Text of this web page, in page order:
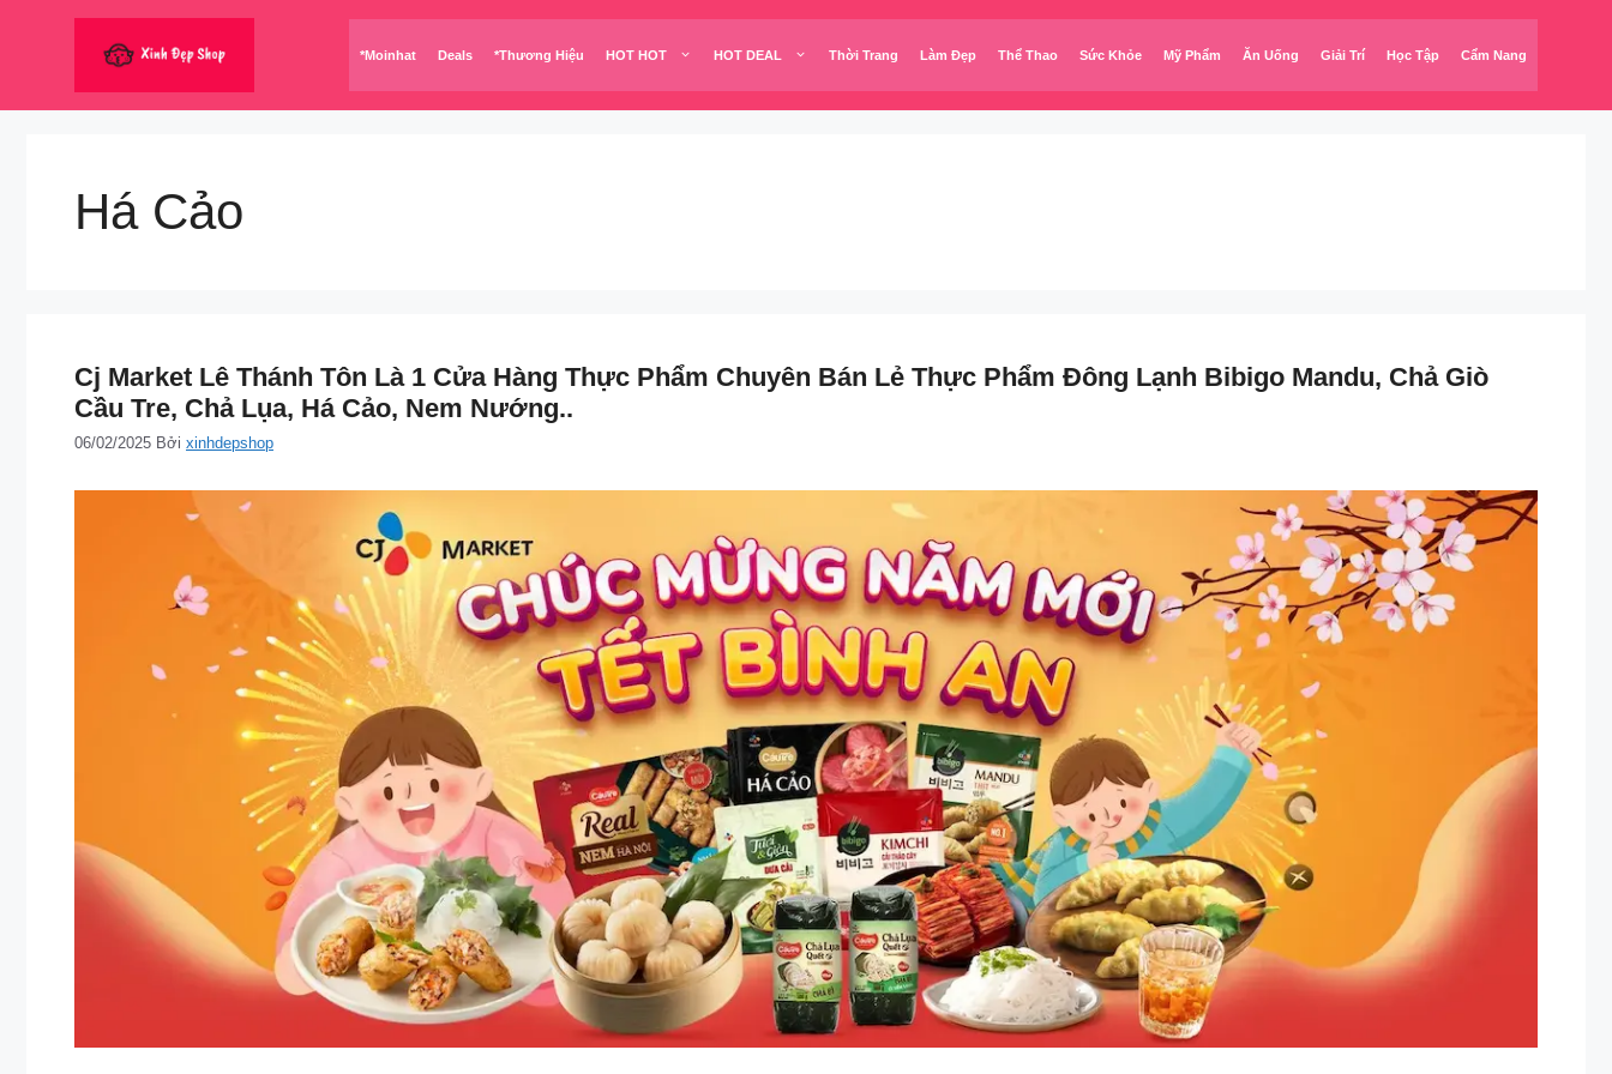
*Moinhat Deals *Thương Hiệu HOT HOT HOT DEAL Thời Trang Làm Đẹp Thể Thao Sức Khỏe Mỹ Phẩm Ăn Uống Giải Trí Học Tập Cẩm Nang
Há Cảo
Cj Market Lê Thánh Tôn Là 1 Cửa Hàng Thực Phẩm Chuyên Bán Lẻ Thực Phẩm Đông Lạnh Bibigo Mandu, Chả Giò
Cầu Tre, Chả Lụa, Há Cảo, Nem Nướng..
06/02/2025 Bởi xinhdepshop